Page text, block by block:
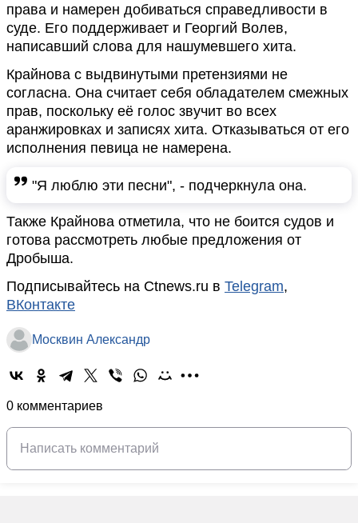
права и намерен добиваться справедливости в
суде. Его поддерживает и Георгий Волев,
написавший слова для нашумевшего хита.
Крайнова с выдвинутыми претензиями не
согласна. Она считает себя обладателем смежных
прав, поскольку её голос звучит во всех
аранжировках и записях хита. Отказываться от его
исполнения певица не намерена.
"Я люблю эти песни", - подчеркнула она.
Также Крайнова отметила, что не боится судов и
готова рассмотреть любые предложения от
Дробыша.
Подписывайтесь на Ctnews.ru в Telegram,
ВКонтакте
Москвин Александр
0 комментариев